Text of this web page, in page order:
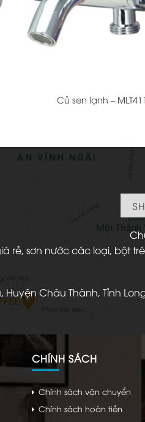
Củ sen lạnh – MLT411
rẻ, sơn nước các loại, bột
Huyện Châu Thành, Tỉnh
CHÍNH SÁCH
Chính sách vận chuyển
Chính sách hoàn tiền